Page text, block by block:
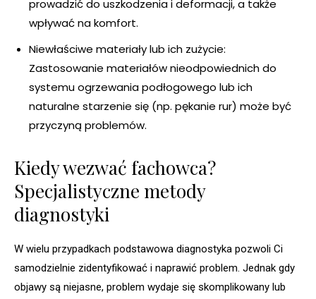
prowadzić do uszkodzenia i deformacji, a także
wpływać na komfort.
Niewłaściwe materiały lub ich zużycie:
Zastosowanie materiałów nieodpowiednich do
systemu ogrzewania podłogowego lub ich
naturalne starzenie się (np. pękanie rur) może być
przyczyną problemów.
Kiedy wezwać fachowca?
Specjalistyczne metody
diagnostyki
W wielu przypadkach podstawowa diagnostyka pozwoli Ci
samodzielnie zidentyfikować i naprawić problem. Jednak gdy
objawy są niejasne, problem wydaje się skomplikowany lub